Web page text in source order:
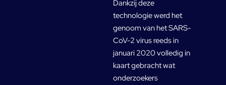
Dankzij deze
technologie werd het
genoom van het SARS-
CoV-2 virus reeds in
januari 2020 volledig in
kaart gebracht wat
onderzoekers